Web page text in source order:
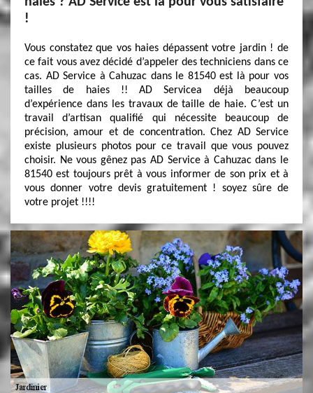
!
Vous constatez que vos haies dépassent votre jardin ! de
ce fait vous avez décidé d’appeler des techniciens dans ce
cas. AD Service à Cahuzac dans le 81540 est là pour vos
tailles de haies !! AD Servicea déjà beaucoup
d’expérience dans les travaux de taille de haie. C’est un
travail d’artisan qualifié qui nécessite beaucoup de
précision, amour et de concentration. Chez AD Service
existe plusieurs photos pour ce travail que vous pouvez
choisir. Ne vous gênez pas AD Service à Cahuzac dans le
81540 est toujours prêt à vous informer de son prix et à
vous donner votre devis gratuitement ! soyez sûre de
votre projet !!!!